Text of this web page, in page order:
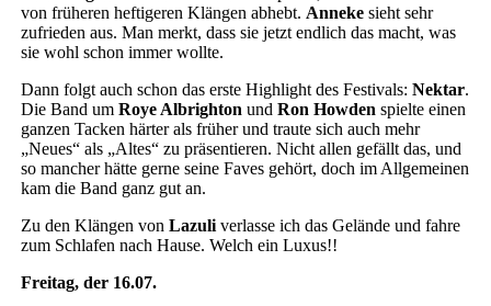
von früheren heftigeren Klängen abhebt. Annekesieht sehr
zufrieden aus. Man merkt, dass sie jetzt endlich das macht, was
sie wohl schon immer wollte.
Dann folgt auch schon das erste Highlight des Festivals: Nektar.
Die Band um Roye Albrighton und Ron Howden spielte einen
ganzen Tacken härter als früher und traute sich auch mehr
„Neues“ als „Altes“ zu präsentieren. Nicht allen gefällt das, und
so mancher hätte gerne seine Faves gehört, doch im Allgemeinen
kam die Band ganz gut an.
Zu den Klängen von Lazuliverlasse ich das Gelände und fahre
zum Schlafen nach Hause. Welch ein Luxus!!
Freitag, der 16.07.